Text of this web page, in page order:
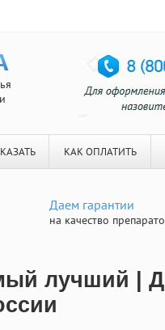
КАК ОПЛАТИТЬ
Даем гарантии
на качество
лучший |